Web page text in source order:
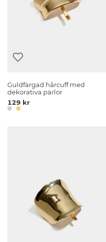
Guldfärgad hårcuff med
dekorativa pärlor
129 kr